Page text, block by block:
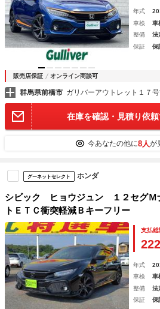
年式
車検
車
整備
法
保証
保
販売店保証 オンライン商談可
群馬県前橋市 ガリバーアウトレット１７
在庫を確認・見積り依
今あなたの他に8人が
グーネットセレクト ホンダ
シビック ヒョウジュン １２セグＭ
トＥＴＣ衝突軽減Ｂキーフリー
支払総
年式
車検
車
整備
法
保証
保